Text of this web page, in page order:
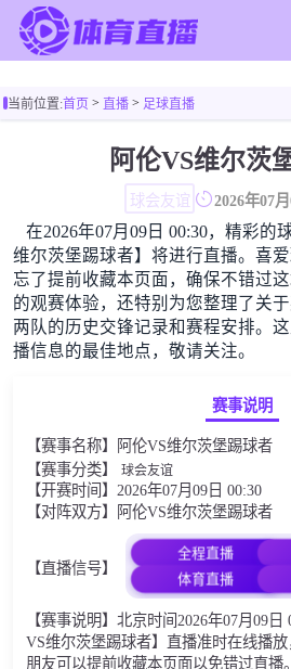
足球直播
足球新闻
篮球新闻
当前位置:首页> 直播> 足球直播
阿伦VS维尔茨
球会友谊 2026年07
在2026年07月09日 00:30，精彩的
维尔茨堡踢球者】将进行直播。喜
忘了提前收藏本页面，确保不错过
的观赛体验，还特别为您整理了关
两队的历史交锋记录和赛程安排。
播信息的最佳地点，敬请关注。
赛事说明
【赛事名称】阿伦VS维尔茨堡踢球者
【赛事分类】 球会友谊
【开赛时间】2026年07月09日 00:30
【对阵双方】阿伦VS维尔茨堡踢球者
【直播信号】
全程直播
体育直播
【赛事说明】北京时间2026年07月09
VS维尔茨堡踢球者】直播准时在线播
朋友可以提前收藏本页面以免错过直播